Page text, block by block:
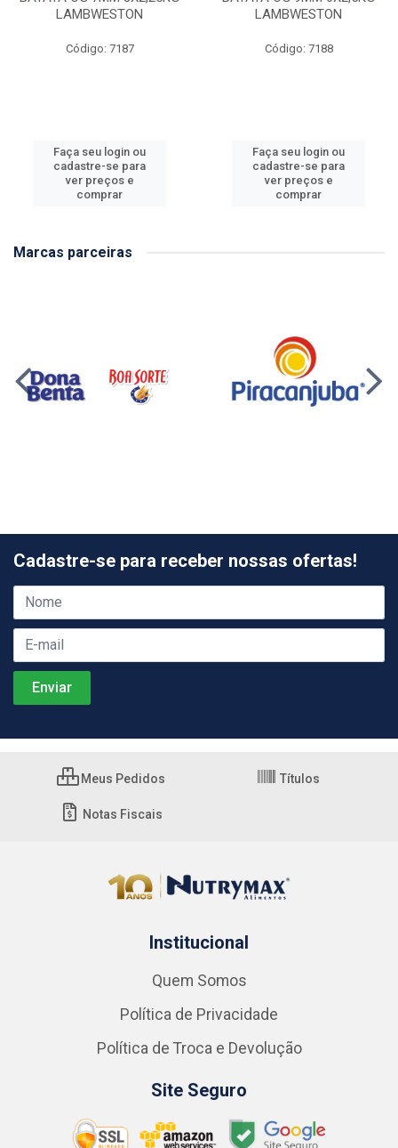
LAMBWESTON
Código: 7187
Faça seu login ou
cadastre-se para
ver preços e
comprar
LAMBWESTON
Código: 7188
Faça seu login ou
cadastre-se para
ver preços e
comprar
Marcas parceiras
Cadastre-se para receber nossas ofertas!
Meus Pedidos Títulos
Notas Fiscais
Institucional
Quem Somos
Política de Privacidade
Política de Troca e Devolução
Site Seguro